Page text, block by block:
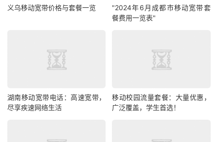
义乌移动宽带价格与套餐一览
"2024年6月成都市移动宽带套
餐费用一览表"
湖南移动宽带电话：高速宽带，
尽享疾速网络生活
移动校园流量套餐：大量优惠，
广泛覆盖，学生首选！